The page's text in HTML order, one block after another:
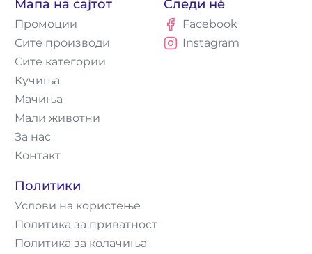
Мапа на сајтот
Промоции
Сите производи
Сите категории
Кучиња
Мачиња
Мали животни
За нас
Контакт
Политики
Услови на користење
Политика за приватност
Политика за колачиња
Следи нè
Facebook
Instagram